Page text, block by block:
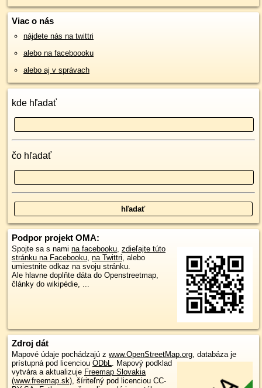
Viac o nás
nájdete nás na twittri
alebo na faceboooku
alebo aj v správach
kde hľadať
čo hľadať
Podpor projekt OMA:
Spojte sa s nami na facebooku, zdieľajte túto
stránku na Facebooku, na Twittri, alebo
umiestnite odkaz na svoju stránku.
Ale hlavne doplňte dáta do Openstreetmap,
články do wikipédie, ...
Zdroj dát
Mapové údaje pochádzajú z www.OpenStreetMap.org, databáza je
prístupná pod licenciou ODbL. Mapový podklad
vytvára a aktualizuje Freemap Slovakia
(www.freemap.sk), šíriteľný pod licenciou CC-